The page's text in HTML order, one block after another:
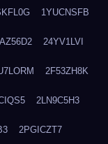
1YUCNSFB
24YV1LVI
2F53ZH8K
2LN9C5H3
2PGICZT7